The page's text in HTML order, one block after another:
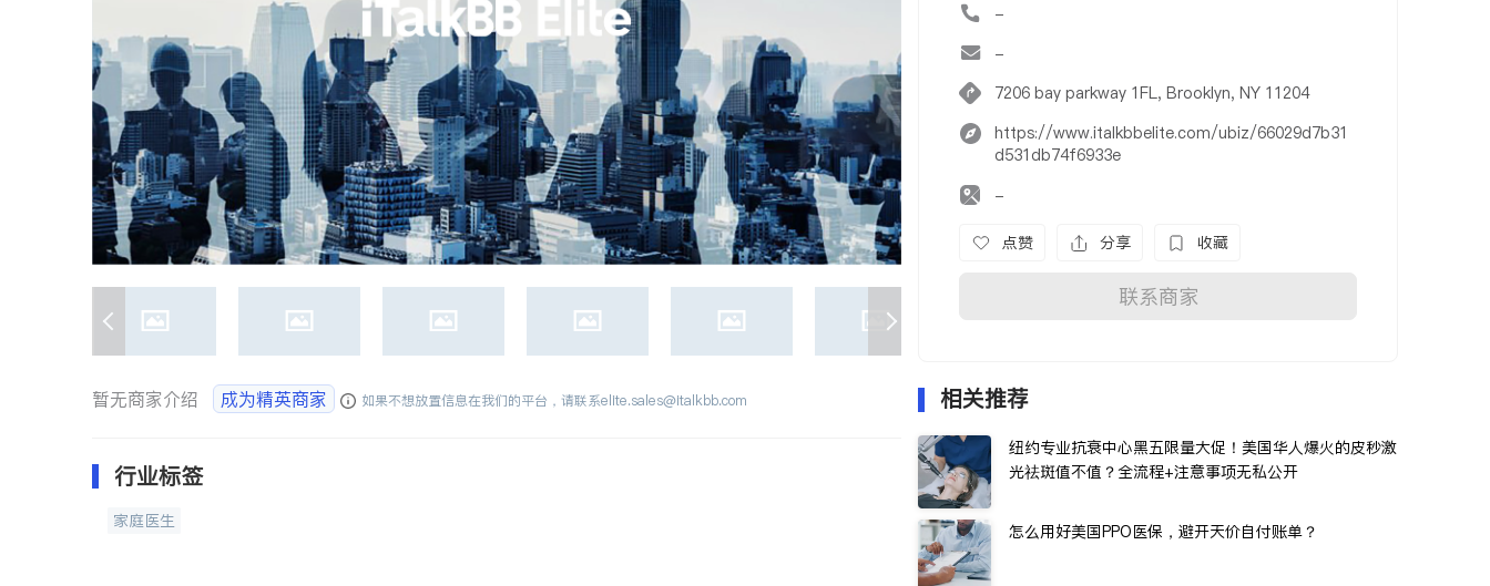
-
-
7206 bay parkway 1FL, Brooklyn, NY 11204
https://www.italkbbelite.com/ubiz/66029d7b31
d531db74f6933e
-
点赞 分享 收藏
联系商家
暂无商家介绍 成为精英商家 如果不想放置信息在我们的平台，请联系elite.sales@italkbb.com
行业标签
家庭医生
相关推荐
纽约专业抗衰中心黑五限量大促！美国华人爆火的皮秒激
光祛斑值不值？全流程+注意事项无私公开
怎么用好美国PPO医保，避开天价自付账单？